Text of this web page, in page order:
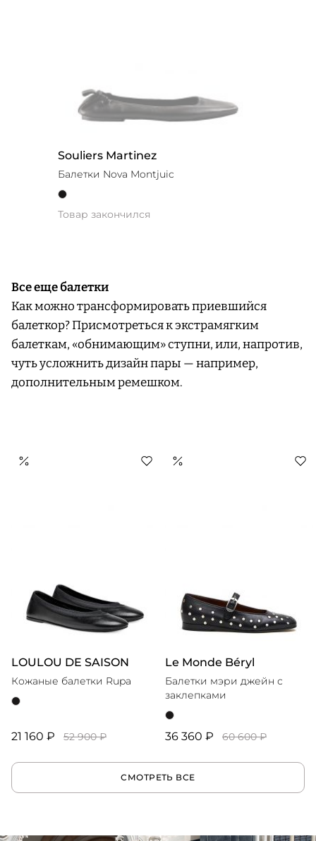
Souliers Martinez
Балетки Nova Montjuic
Товар закончился
Все еще балетки
Как можно трансформировать приевшийся
балеткор? Присмотреться к экстрамягким
балеткам, «обнимающим» ступни, или, напротив,
чуть усложнить дизайн пары — например,
дополнительным ремешком.
LOULOU DE SAISON
Кожаные балетки Rupa
21 160 ₽ 52 900 ₽
Le Monde Béryl
Балетки мэри джейн с
заклепками
36 360 ₽ 60 600 ₽
СМОТРЕТЬ ВСЕ